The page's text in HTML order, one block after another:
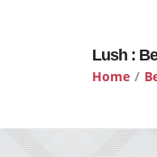
Lush :
Home /